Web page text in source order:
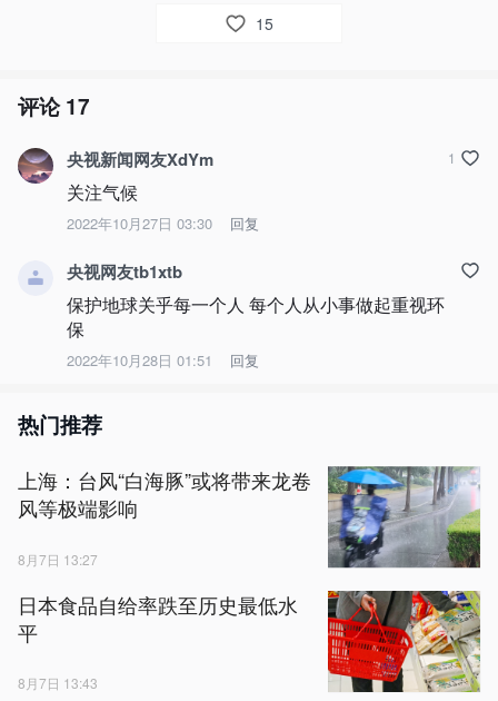
15
评论17
央视新闻网友XdYm
关注气候
2022年10月27日 03:30 回复
1
央视网友tb1xtb
保护地球关乎每一个人 每个人从小事做起重视环
保
2022年10月28日 01:51 回复
热门推荐
上海：台风“白海豚”或将带来龙卷
风等极端影响
8月7日 13:27
日本食品自给率跌至历史最低水
平
8月7日 13:43